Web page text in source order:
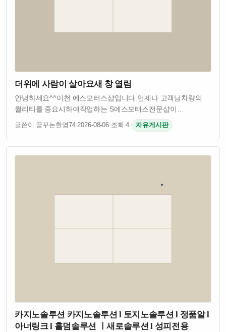
더위에 사람이 살아요새 창 열림
안녕하세요^^이천 에스모터스샵입니다.언제나 고객님차량의
퀄리티를 중요시하여작업하는 S에스모터스전문샵이
되겠습니다.기아 KA4카니발4세대형 차량에 사이드스텝제품중
GSC북미형사이드스텝제품을 설치시공하기위해 저희
에스모터스샵에 예약후 지정한날짜에 방문해주었습니다.기아
4세…
글쓴이 꿈꾸는환영74·2026-08-06·조회 4· 자유게시판
카지노솔루션 카지노솔루션 l 토지노솔루션 l 정품알 l
아너링크 l 홀덤솔루션 ㅣ새로솔루션 l 성피전용